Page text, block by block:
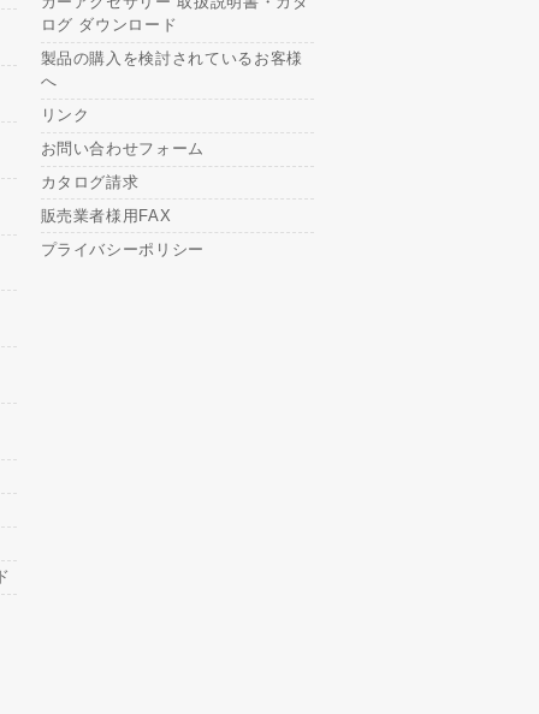
ログ ダウンロード
製品の購入を検討されているお客様
へ
リンク
お問い合わせフォーム
カタログ請求
販売業者様用FAX
プライバシーポリシー